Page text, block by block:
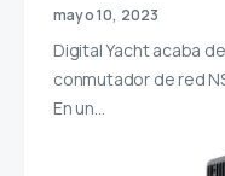
mayo 10, 2023
Digital Yacht acaba
conmutador de red
En un…